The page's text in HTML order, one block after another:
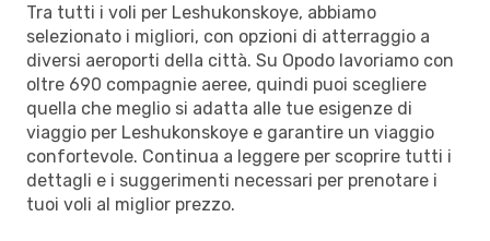
Tra tutti i voli per Leshukonskoye, abbiamo
selezionato i migliori, con opzioni di atterraggio a
diversi aeroporti della città. Su Opodo lavoriamo con
oltre 690 compagnie aeree, quindi puoi scegliere
quella che meglio si adatta alle tue esigenze di
viaggio per Leshukonskoye e garantire un viaggio
confortevole. Continua a leggere per scoprire tutti i
dettagli e i suggerimenti necessari per prenotare i
tuoi voli al miglior prezzo.